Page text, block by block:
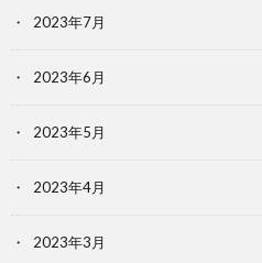
2023年7月
2023年6月
2023年5月
2023年4月
2023年3月